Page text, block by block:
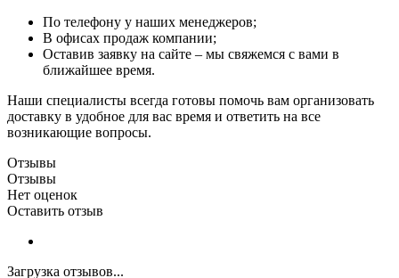
По телефону у наших менеджеров;
В офисах продаж компании;
Оставив заявку на сайте – мы свяжемся с вами в
ближайшее время.
Наши специалисты всегда готовы помочь вам организовать
доставку в удобное для вас время и ответить на все
возникающие вопросы.
Отзывы
Отзывы
Нет оценок
Оставить отзыв
Загрузка отзывов...